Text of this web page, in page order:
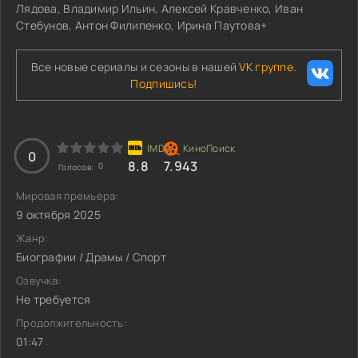
Лядова, Владимир Ильин, Алексей Кравченко, Иван
Стебунов, Антон Филипенко, Ирина Паутова+
Все новые сериалы и сезоны в нашейVK группе.
Подпишись!
0
Голосов: 0 8.8 7.943
Мировая премьера:
9 октября 2025
Жанр:
Биографии / Драмы / Спорт
Озвучка:
Не требуется
Продолжительность:
01:47